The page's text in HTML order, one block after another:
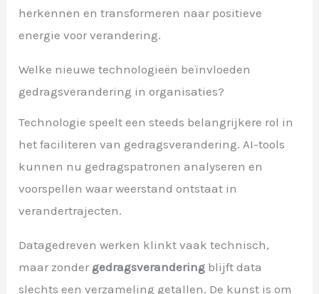
herkennen en transformeren naar positieve
energie voor verandering.
Welke nieuwe technologieën beïnvloeden
gedragsverandering in organisaties?
Technologie speelt een steeds belangrijkere rol in
het faciliteren van gedragsverandering. AI-tools
kunnen nu gedragspatronen analyseren en
voorspellen waar weerstand ontstaat in
verandertrajecten.
Datagedreven werken klinkt vaak technisch,
maar zonder gedragsverandering blijft data
slechts een verzameling getallen. De kunst is om